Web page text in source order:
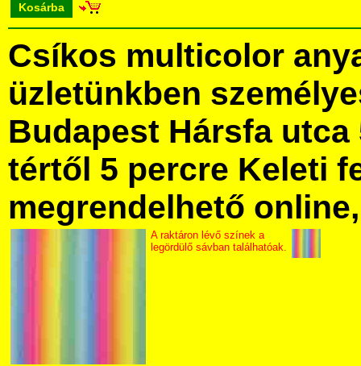
Kosárba
Csíkos multicolor
üzletünkben
Budapest Hársfa utca
tértől 5 percre Keleti
megrendelhető
A raktáron lévő színek a
legördülő sávban találhatóak.